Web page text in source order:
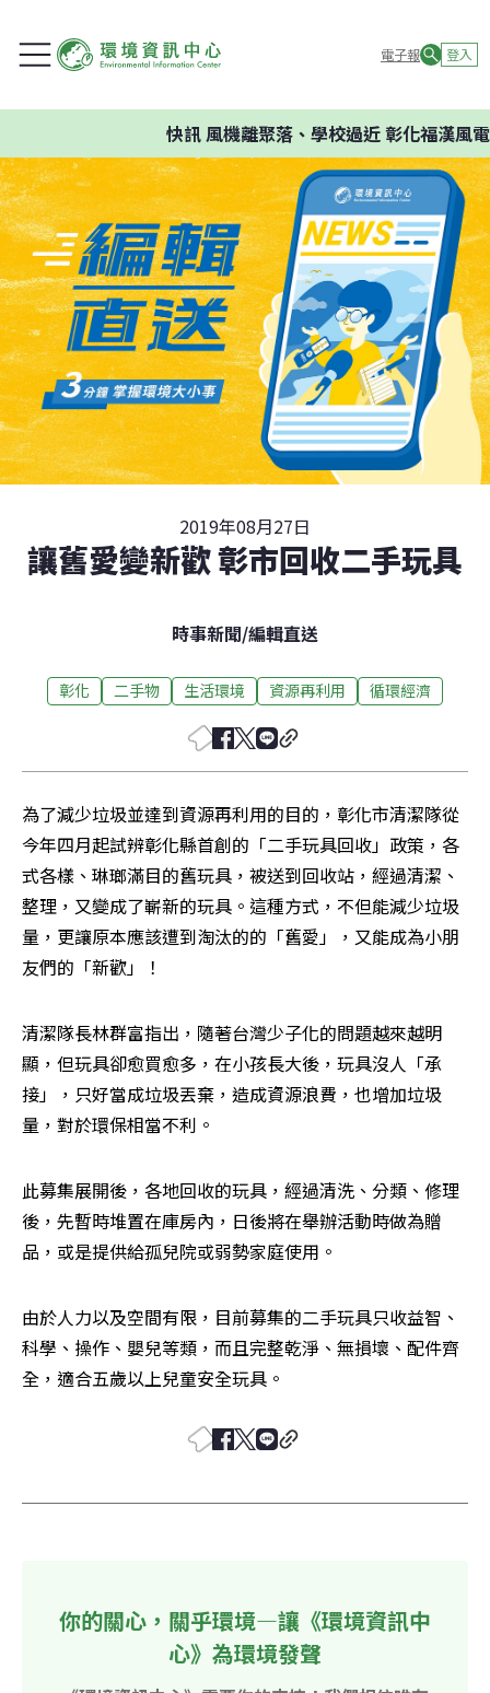
電子報 登入
快訊風機離聚落、學校過近 彰化福漢風電
2019年08月27日
讓舊愛變新歡 彰市回收二手玩具
時事新聞/編輯直送
彰化 二手物 生活環境 資源再利用 循環經濟
為了減少垃圾並達到資源再利用的目的，彰化市清潔隊從
今年四月起試辨彰化縣首創的「二手玩具回收」政策，各
式各樣、琳瑯滿目的舊玩具，被送到回收站，經過清潔、
整理，又變成了嶄新的玩具。這種方式，不但能減少垃圾
量，更讓原本應該遭到淘汰的的「舊愛」，又能成為小朋
友們的「新歡」！
清潔隊長林群富指出，隨著台灣少子化的問題越來越明
顯，但玩具卻愈買愈多，在小孩長大後，玩具沒人「承
接」，只好當成垃圾丟棄，造成資源浪費，也增加垃圾
量，對於環保相當不利。
此募集展開後，各地回收的玩具，經過清洗、分類、修理
後，先暫時堆置在庫房內，日後將在舉辦活動時做為贈
品，或是提供給孤兒院或弱勢家庭使用。
由於人力以及空間有限，目前募集的二手玩具只收益智、
科學、操作、嬰兒等類，而且完整乾淨、無損壞、配件齊
全，適合五歲以上兒童安全玩具。
你的關心，關乎環境—讓《環境資訊中
心》為環境發聲